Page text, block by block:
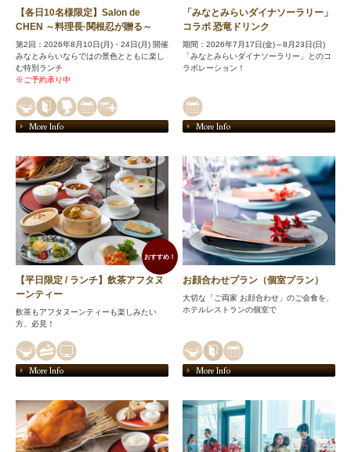
【各日10名様限定】Salon de
CHEN ～料理長·関根忍が贈る～
第2回：2026年8月10日(月)・24日(月) 開催
みなとみらいならではの景色とともに楽し
む特別ランチ
※ご予約承り中
More Info
「みなとみらいダイナソーラリー」
コラボ 恐竜ドリンク
期間：2026年7月17日(金)～8月23日(日)
「みなとみらいダイナソーラリー」とのコ
ラボレーション！
More Info
おすすめ！
【平日限定 / ランチ】飲茶アフタヌ
ーンティー
飲茶もアフタヌーンティーも楽しみたい
方、必見！
More Info
お顔合わせプラン（個室プラン）
大切な「ご両家 お顔合わせ」のご会食を、
ホテルレストランの個室で
More Info